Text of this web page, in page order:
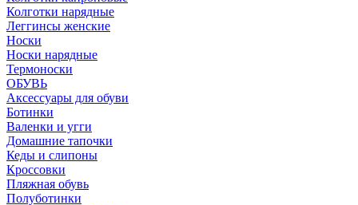
Колготки нарядные
Леггинсы женские
Носки
Носки нарядные
Термоноски
ОБУВЬ
Аксессуары для обуви
Ботинки
Валенки и угги
Домашние тапочки
Кеды и слипоны
Кроссовки
Пляжная обувь
Полуботинки